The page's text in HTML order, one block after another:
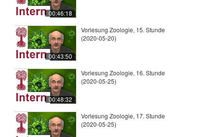
00:46:18
00:43:50
Vorlesung Zoologie, 15. Stunde
(2020-05-20)
00:48:32
Vorlesung Zoologie, 16. Stunde
(2020-05-25)
Vorlesung Zoologie, 17. Stunde
(2020-05-25)